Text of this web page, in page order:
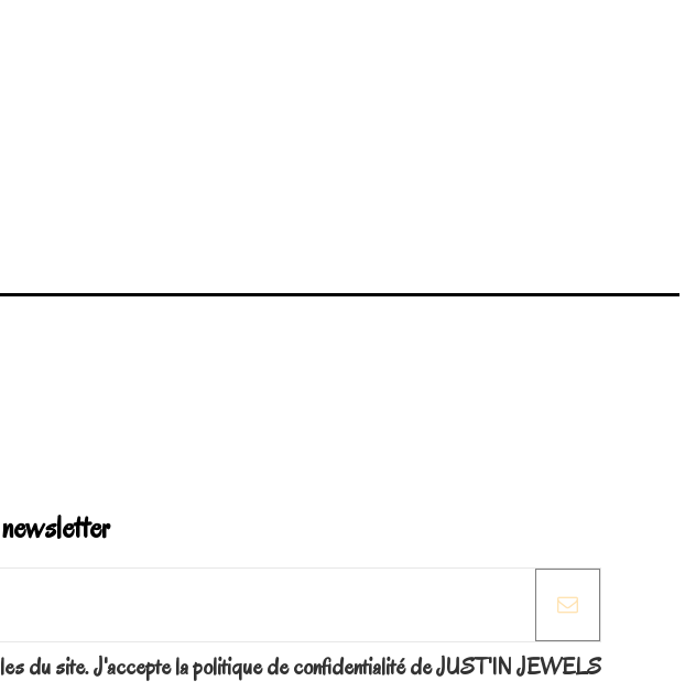
du site. J'accepte la politique de confidentialité de JUST'IN JEWELS